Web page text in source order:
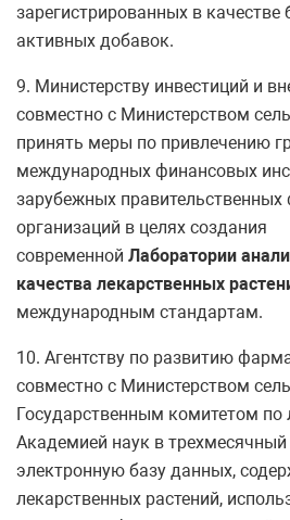
зарегистрированных в качестве
активных добавок.
9. Министерству инвестиций и
совместно с Министерством
принять меры по привлечению
международных финансовых
зарубежных
организаций в целях создания
современной Лаборатории
качества лекарственных
международным стандартам.
10. Агентству по развитию
совместно с Министерством
Государственным комитетом по
Академией наук в трехмесячный
электронную базу данных,
лекарственных растений,